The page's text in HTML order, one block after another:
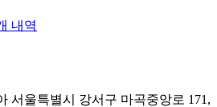
내역
서울특별시 강서구 마곡중앙로 171,